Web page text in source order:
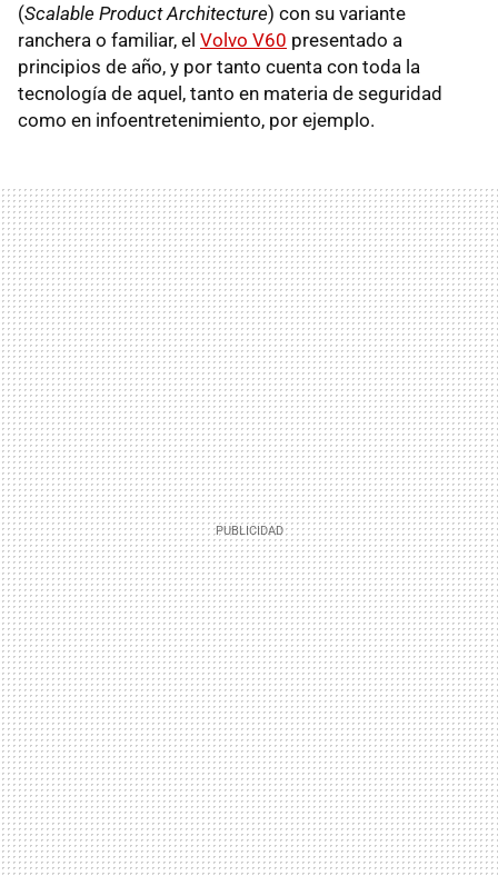
(Scalable Product Architecture) con su variante
ranchera o familiar, el Volvo V60 presentado a
principios de año, y por tanto cuenta con toda la
tecnología de aquel, tanto en materia de seguridad
como en infoentretenimiento, por ejemplo.